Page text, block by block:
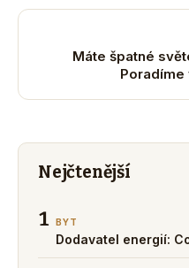
Máte špatné
Poradíme
Nejčtenější
1 BYT
Dodavatel energií: